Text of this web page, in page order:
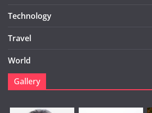
Technology
Travel
World
Gallery